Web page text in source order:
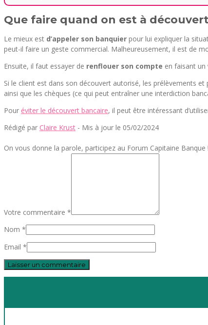
Que faire quand on est à
Le mieux est d’appeler son banquier pour lui expliquer la
peut-il faire un geste commercial. Malheureusement, il est de
Ensuite, il faut essayer de renflouer son compte en faisant un
Si le client est dans son découvert autorisé, les prélèvements
ainsi que les chèques (ce qui peut entraîner une interdiction
Pour éviter le découvert bancaire, il peut être intéressant
Rédigé par Claire Krust - Mis à jour le 05/02/2024
On vous donne la parole, participez au Forum Capitaine Banque !
Votre commentaire *
Nom *
Email *